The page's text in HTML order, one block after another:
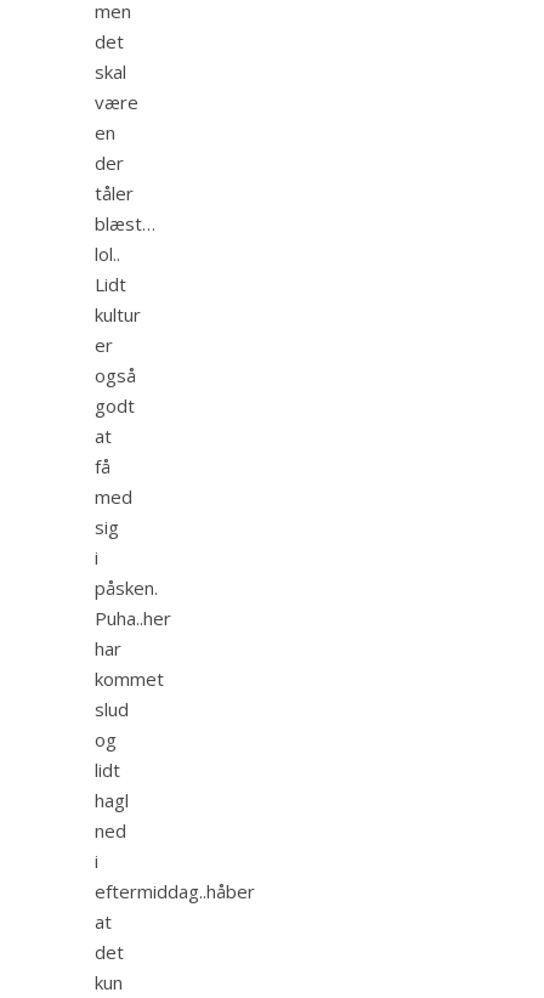
men
det
skal
være
en
der
tåler
blæst…
lol..
Lidt
kultur
er
også
godt
at
få
med
sig
i
påsken.
Puha..her
har
kommet
slud
og
lidt
hagl
ned
i
eftermiddag..håber
at
det
kun